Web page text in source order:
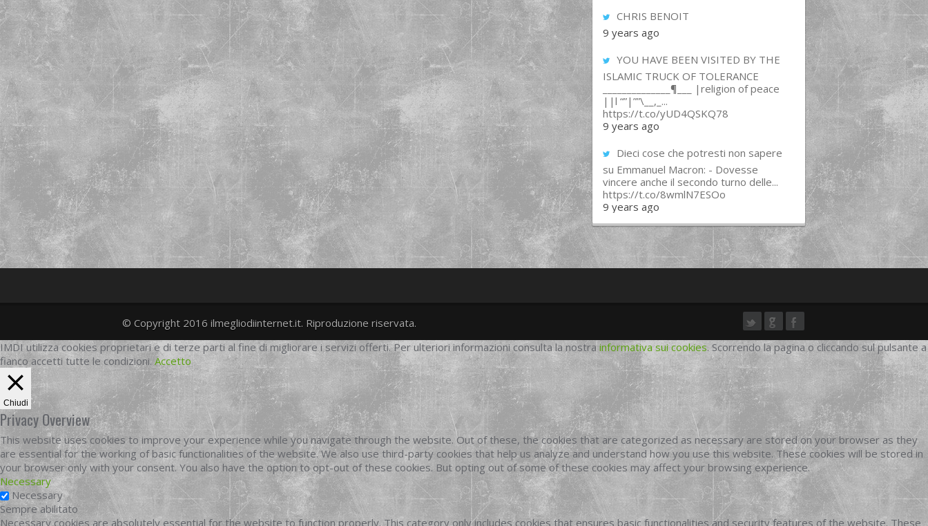
CHRIS BENOIT
9 years ago
YOU HAVE BEEN VISITED BY THE
ISLAMIC TRUCK OF TOLERANCE
______________¶___ |religion of peace
||l “”|””\__,_...
https://t.co/yUD4QSKQ78
9 years ago
Dieci cose che potresti non sapere
su Emmanuel Macron: - Dovesse
vincere anche il secondo turno delle...
https://t.co/8wmlN7ESOo
9 years ago
twittergoogleplus
facebook
© Copyright 2016 ilmegliodiinternet.it. Riproduzione riservata.
IMDI utilizza cookies proprietari e di terze parti al fine di migliorare i servizi offerti. Per ulteriori informazioni consulta la nostra informativa sui cookies. Scorrendo la pagina o cliccando sul pulsante a
fianco accetti tutte le condizioni. Accetto
Chiudi
Privacy Overview
This website uses cookies to improve your experience while you navigate through the website. Out of these, the cookies that are categorized as necessary are stored on your browser as they
are essential for the working of basic functionalities of the website. We also use third-party cookies that help us analyze and understand how you use this website. These cookies will be stored in
your browser only with your consent. You also have the option to opt-out of these cookies. But opting out of some of these cookies may affect your browsing experience.
Necessary
Necessary
Sempre abilitato
Necessary cookies are absolutely essential for the website to function properly. This category only includes cookies that ensures basic functionalities and security features of the website. These